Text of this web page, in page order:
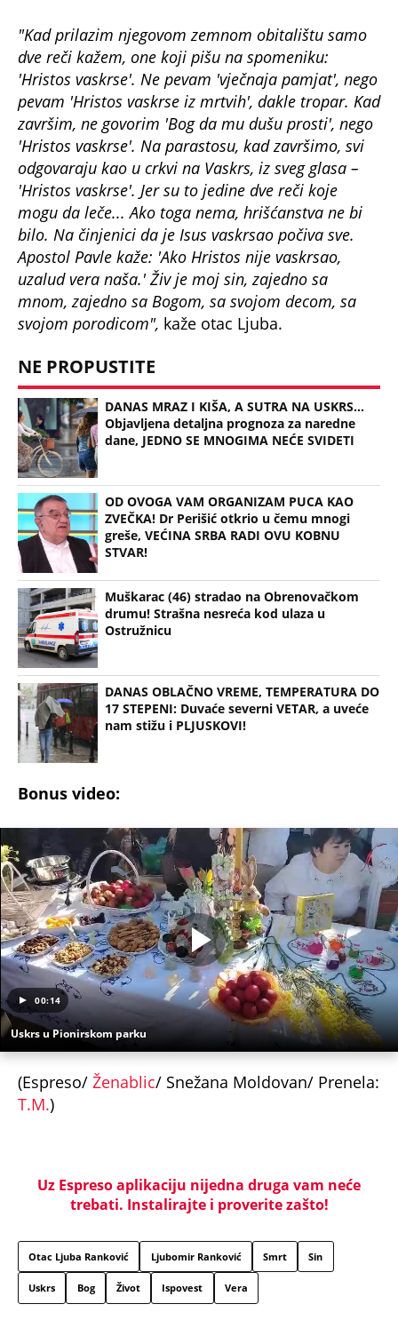
"Kad prilazim njegovom zemnom obitalištu samo
dve reči kažem, one koji pišu na spomeniku:
'Hristos vaskrse'. Ne pevam 'vječnaja pamjat', nego
pevam 'Hristos vaskrse iz mrtvih', dakle tropar. Kad
završim, ne govorim 'Bog da mu dušu prosti', nego
'Hristos vaskrse'. Na parastosu, kad završimo, svi
odgovaraju kao u crkvi na Vaskrs, iz sveg glasa –
'Hristos vaskrse'. Jer su to jedine dve reči koje
mogu da leče... Ako toga nema, hrišćanstva ne bi
bilo. Na činjenici da je Isus vaskrsao počiva sve.
Apostol Pavle kaže: 'Ako Hristos nije vaskrsao,
uzalud vera naša.' Živ je moj sin, zajedno sa
mnom, zajedno sa Bogom, sa svojom decom, sa
svojom porodicom", kaže otac Ljuba.
NE PROPUSTITE
DANAS MRAZ I KIŠA, A SUTRA NA USKRS...
Objavljena detaljna prognoza za naredne
dane, JEDNO SE MNOGIMA NEĆE SVIDETI
OD OVOGA VAM ORGANIZAM PUCA KAO
ZVEČKA! Dr Perišić otkrio u čemu mnogi
greše, VEĆINA SRBA RADI OVU KOBNU
STVAR!
Muškarac (46) stradao na Obrenovačkom
drumu! Strašna nesreća kod ulaza u
Ostružnicu
DANAS OBLAČNO VREME, TEMPERATURA DO
17 STEPENI: Duvaće severni VETAR, a uveće
nam stižu i PLJUSKOVI!
Bonus video:
00:14
Uskrs u Pionirskom parku
(Espreso/ Ženablic/ Snežana Moldovan/ Prenela:
T.M.)
Uz Espreso aplikaciju nijedna druga vam neće
trebati. Instalirajte i proverite zašto!
Otac Ljuba Ranković Ljubomir Ranković Smrt Sin
Uskrs Bog Život Ispovest Vera